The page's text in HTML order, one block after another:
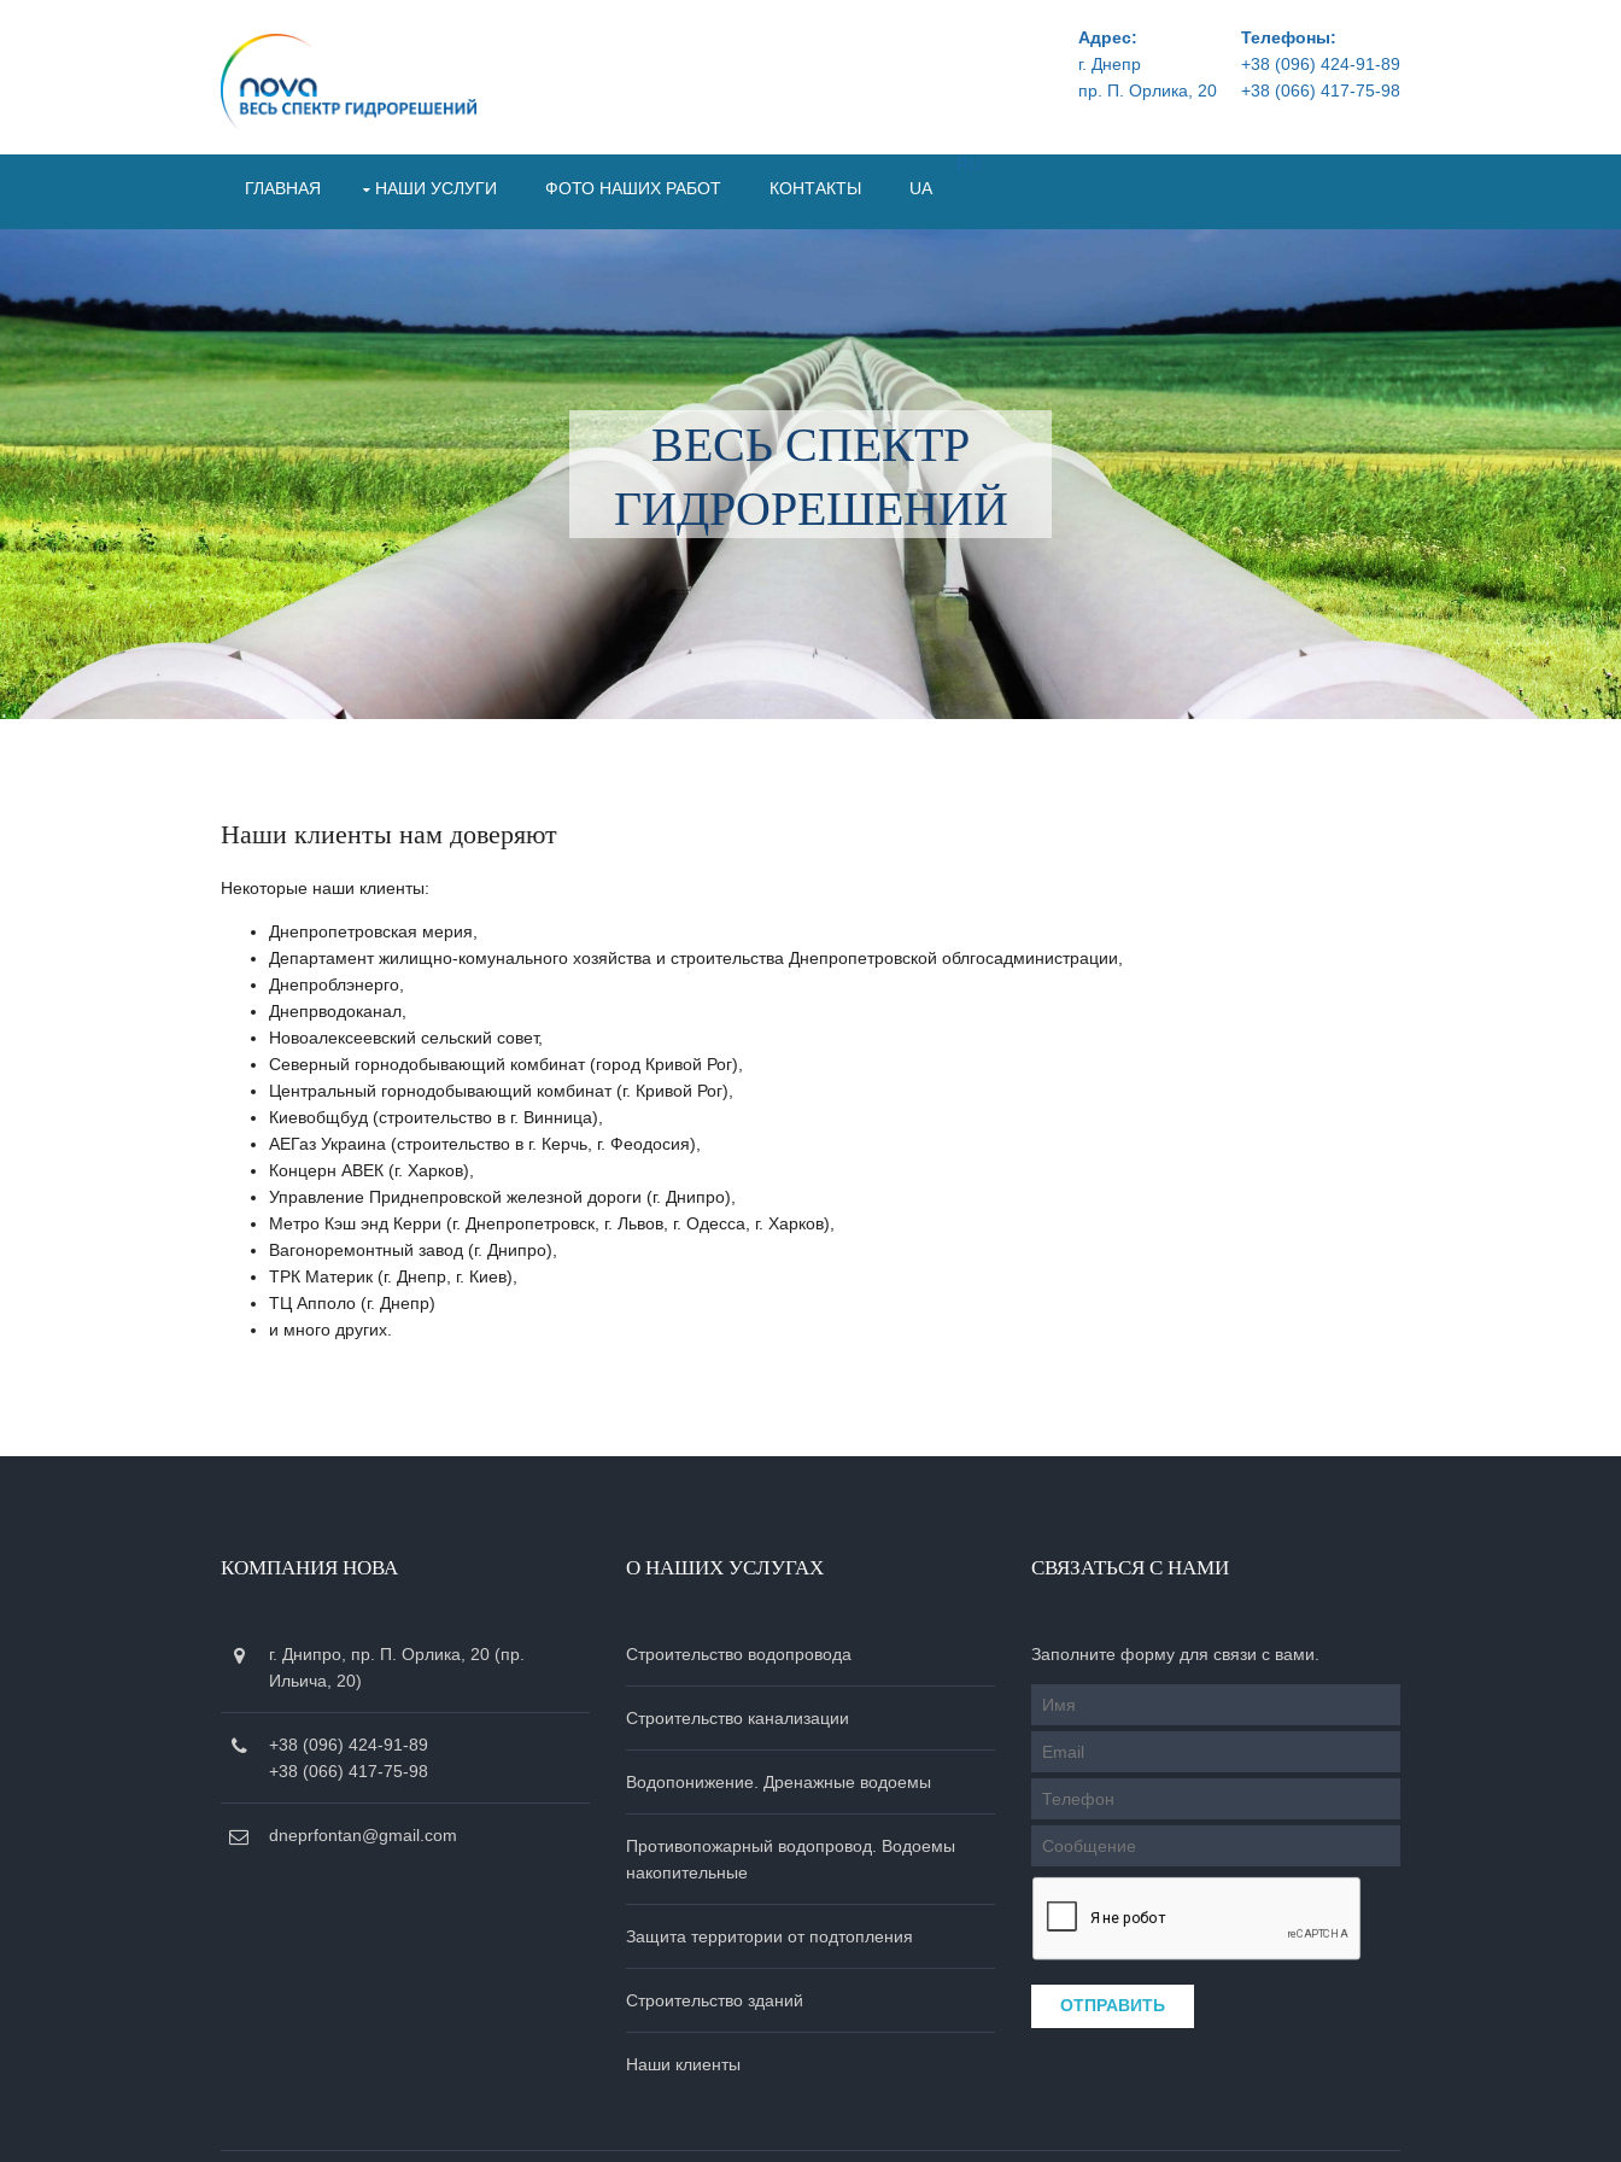
Адрес:
г. Днепр
пр. П. Орлика, 20
Телефоны:
+38 (096) 424-91-89
+38 (066) 417-75-98
ГЛАВНАЯ НАШИ УСЛУГИ ФОТО НАШИХ РАБОТ КОНТАКТЫ UA
RU
ВЕСЬ СПЕКТР
ГИДРОРЕШЕНИЙ
Наши клиенты нам доверяют
Некоторые наши клиенты:
Днепропетровская мерия,
Департамент жилищно-комунального хозяйства и строительства Днепропетровской облгосадминистрации,
Днепроблэнерго,
Днепрводоканал,
Новоалексеевский сельский совет,
Северный горнодобывающий комбинат (город Кривой Рог),
Центральный горнодобывающий комбинат (г. Кривой Рог),
Киевобщбуд (строительство в г. Винница),
АЕГаз Украина (строительство в г. Керчь, г. Феодосия),
Концерн АВЕК (г. Харков),
Управление Приднепровской железной дороги (г. Днипро),
Метро Кэш энд Керри (г. Днепропетровск, г. Львов, г. Одесса, г. Харков),
Вагоноремонтный завод (г. Днипро),
ТРК Материк (г. Днепр, г. Киев),
ТЦ Апполо (г. Днепр)
и много других.
КОМПАНИЯ НОВА
г. Днипро, пр. П. Орлика, 20 (пр.
Ильича, 20)
+38 (096) 424-91-89
+38 (066) 417-75-98
dneprfontan@gmail.com
О НАШИХ УСЛУГАХ
Строительство водопровода
Строительство канализации
Водопонижение. Дренажные водоемы
Противопожарный водопровод. Водоемы
накопительные
Защита территории от подтопления
Строительство зданий
Наши клиенты
СВЯЗАТЬСЯ С НАМИ
Заполните форму для связи с вами.